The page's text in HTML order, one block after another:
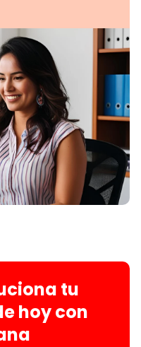
tu
hoy con